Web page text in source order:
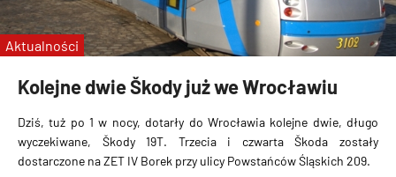
Kolejne dwie Škody już we Wrocławiu
Dziś, tuż po 1 w nocy, dotarły do Wrocławia kolejne dwie, długo
wyczekiwane, Škody 19T. Trzecia i czwarta Škoda zostały
dostarczone na ZET IV Borek przy ulicy Powstańców Śląskich 209.
Aktualności